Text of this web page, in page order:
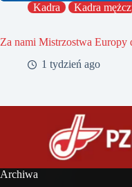
Kadra Kadra
Za nami Mistrzostwa Europy
1 tydzień ago
Archiwa